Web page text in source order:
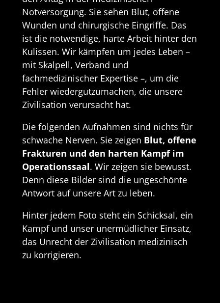
Notversorgung. Sie sehen Blut, offene
Wunden und chirurgische Eingriffe. Das
ist die notwendige, harte Arbeit hinter den
Kulissen. Wir kämpfen um jedes Leben –
mit Skalpell, Verband und
fachmedizinischer Expertise –, um die
Fehler wiedergutzumachen, die unsere
Zivilisation verursacht hat.
Die folgenden Aufnahmen sind nichts für
schwache Nerven. Sie zeigen Blut, offene
Frakturen und den harten Kampf im
Operationssaal. Wir zeigen sie bewusst.
Denn diese Bilder sind die ungeschönte
Antwort auf unsere Art zu leben.
Hinter jedem Foto steht ein Schicksal, ein
Kampf und unser unermüdlicher Einsatz,
das Unrecht der Zivilisation medizinisch
zu korrigieren.